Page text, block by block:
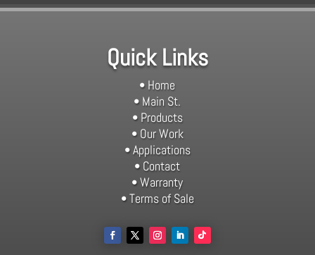
Quick Links
• Home
• Main St.
• Products
• Our Work
• Applications
• Contact
• Warranty
• Terms of Sale